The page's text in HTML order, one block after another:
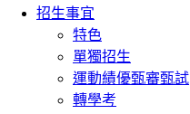
招生事宜
特色
單獨招生
運動績優甄審甄試
轉學考